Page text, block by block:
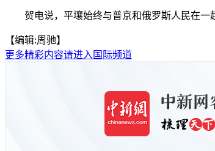
贺电说，平壤始终与普京和俄罗斯人民在一
【编辑:周驰】
更多精彩内容请进入国际频道